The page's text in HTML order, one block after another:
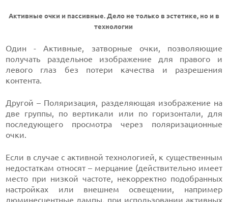
Активные очки и пассивные. Дело не только в эстетике, но и в
технологии
Один - Активные, затворные очки, позволяющие
получать раздельное изображение для правого и
левого глаз без потери качества и разрешения
контента.
Другой – Поляризация, разделяющая изображение на
две группы, по вертикали или по горизонтали, для
последующего просмотра через поляризационные
очки.
Если в случае с активной технологией, к существенным
недостаткам относят – мерцание (действительно имеет
место при низкой частоте, некорректно подобранных
настройках или внешнем освещении, например
люминесцентные лампы, при использовании активных